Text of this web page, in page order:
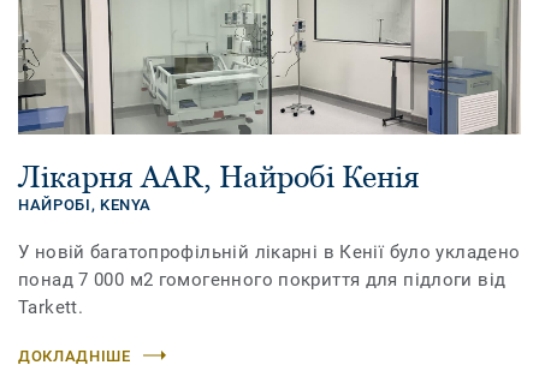
Лікарня AAR, Найробі Кенія
НАЙРОБІ, KENYA
У новій багатопрофільній лікарні в Кенії було укладено
понад 7 000 м2 гомогенного покриття для підлоги від
Tarkett.
ДОКЛАДНІШЕ